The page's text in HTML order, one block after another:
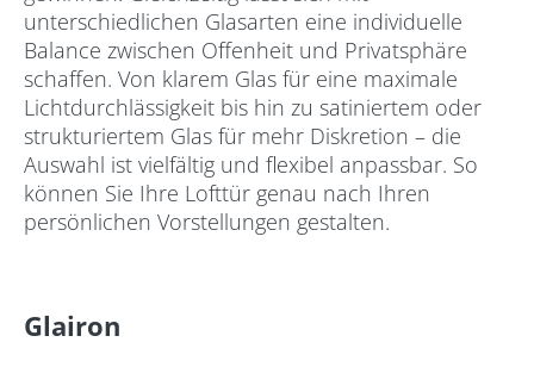
unterschiedlichen Glasarten eine individuelle
Balance zwischen Offenheit und Privatsphäre
schaffen. Von klarem Glas für eine maximale
Lichtdurchlässigkeit bis hin zu satiniertem oder
strukturiertem Glas für mehr Diskretion – die
Auswahl ist vielfältig und flexibel anpassbar. So
können Sie Ihre Lofttür genau nach Ihren
persönlichen Vorstellungen gestalten.
Glairon